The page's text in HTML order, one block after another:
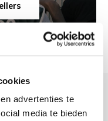
advertenties te
media te bieden